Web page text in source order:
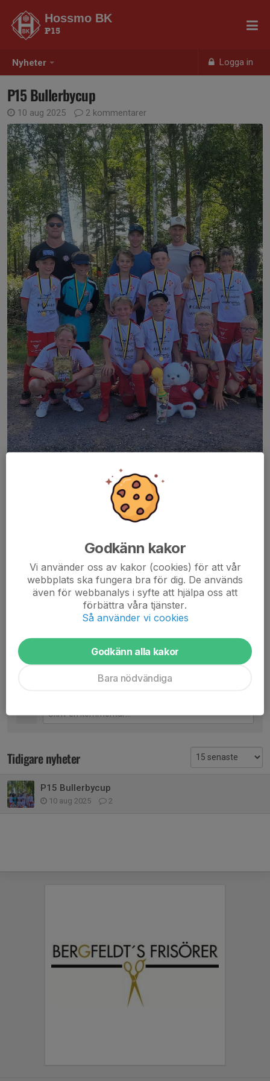
Nyheter Logga in
Hossmo BK
P15
P15 Bullerbycup
10 aug 2025 2 kommentarer
Hossmos pojkar födda 2015 har under sommaren stått för en
grym prestation och visat en enorm kämparglöd. Hela laget
gjorde sitt yttersta vilket resulterade i god laganda och att de
gick obesegrade genom hela Bullerby cup. Vilket supergäng💪🏻
Kommentarer
10 aug 2025
Tidigare nyheter
P15 Bullerbycup
10 aug 2025 2
Godkänn kakor
Vi använder oss av kakor (cookies) för att vår
webbplats ska fungera bra för dig. De används
även för webbanalys i syfte att hjälpa oss att
förbättra våra tjänster.
Så använder vi cookies
Godkänn alla kakor
Bara nödvändiga